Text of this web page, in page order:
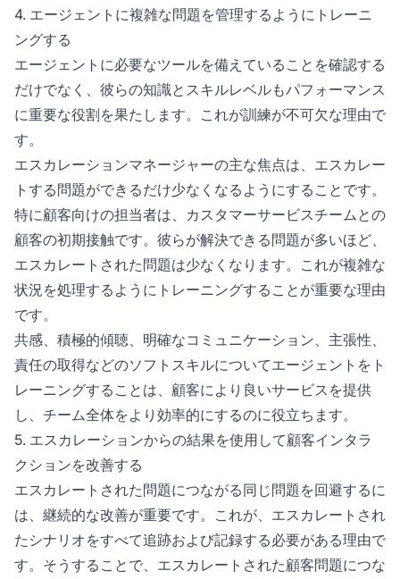
4. エージェントに複雑な問題を管理するようにトレーニ
ングする
エージェントに必要なツールを備えていることを確認する
だけでなく、彼らの知識とスキルレベルもパフォーマンス
に重要な役割を果たします。これが訓練が不可欠な理由で
す。
エスカレーションマネージャーの主な焦点は、エスカレー
トする問題ができるだけ少なくなるようにすることです。
特に顧客向けの担当者は、カスタマーサービスチームとの
顧客の初期接触です。彼らが解決できる問題が多いほど、
エスカレートされた問題は少なくなります。これが複雑な
状況を処理するようにトレーニングすることが重要な理由
です。
共感、積極的傾聴、明確なコミュニケーション、主張性、
責任の取得などのソフトスキルについてエージェントをト
レーニングすることは、顧客により良いサービスを提供
し、チーム全体をより効率的にするのに役立ちます。
5. エスカレーションからの結果を使用して顧客インタラ
クションを改善する
エスカレートされた問題につながる同じ問題を回避するに
は、継続的な改善が重要です。これが、エスカレートされ
たシナリオをすべて追跡および記録する必要がある理由で
す。そうすることで、エスカレートされた顧客問題につな